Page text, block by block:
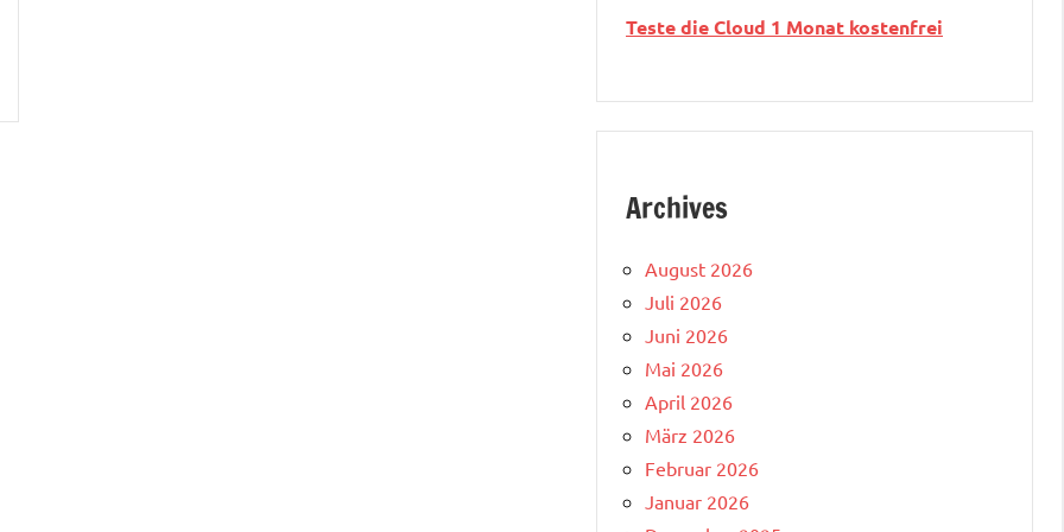
Teste die Cloud 1 Monat kostenfrei
Archives
August 2026
Juli 2026
Juni 2026
Mai 2026
April 2026
März 2026
Februar 2026
Januar 2026